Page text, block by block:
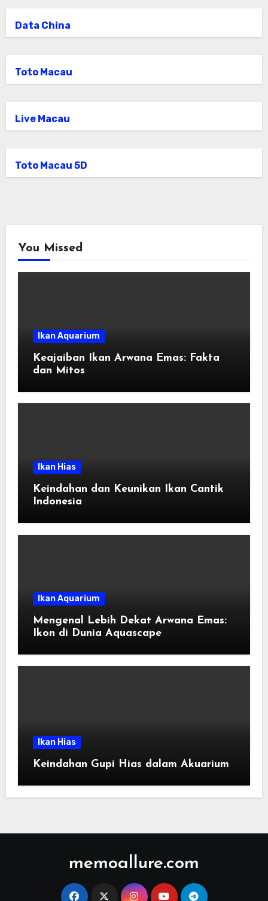
Data China
Toto Macau
Live Macau
Toto Macau 5D
You Missed
Ikan Aquarium
Keajaiban Ikan Arwana Emas: Fakta
dan Mitos
Ikan Hias
Keindahan dan Keunikan Ikan Cantik
Indonesia
Ikan Aquarium
Mengenal Lebih Dekat Arwana Emas:
Ikon di Dunia Aquascape
Ikan Hias
Keindahan Gupi Hias dalam Akuarium
memoallure.com